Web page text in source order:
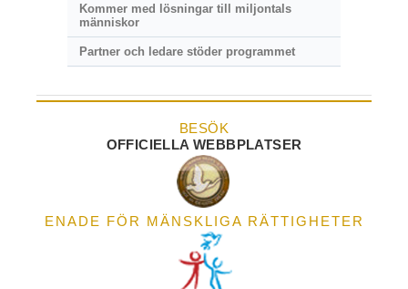
Kommer med lösningar till miljontals
människor
Partner och ledare stöder programmet
BESÖK
OFFICIELLA WEBBPLATSER
ENADE FÖR MÄNSKLIGA RÄTTIGHETER